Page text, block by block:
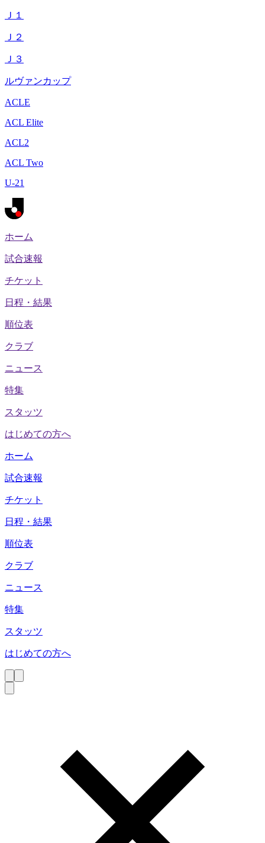
Ｊ１
Ｊ２
Ｊ３
ルヴァンカップ
ACLE
ACL Elite
ACL2
ACL Two
U-21
ホーム
試合速報
チケット
日程・結果
順位表
クラブ
ニュース
特集
スタッツ
はじめての方へ
ホーム
試合速報
チケット
日程・結果
順位表
クラブ
ニュース
特集
スタッツ
はじめての方へ